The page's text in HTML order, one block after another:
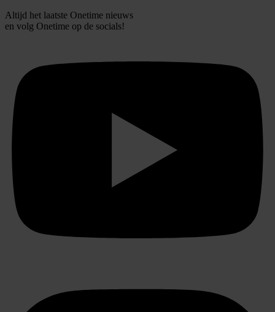
Altijd het laatste Onetime nieuws
en volg Onetime op de socials!